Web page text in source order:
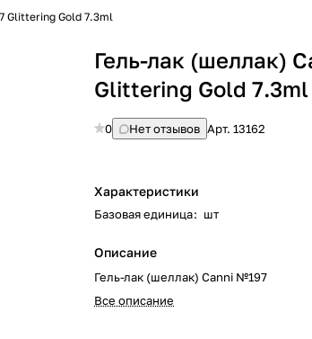
Glittering Gold 7.3ml
Гель-лак (шеллак)
Glittering Gold 7.3ml
0 Нет отзывов Арт.13162
Характеристики
Базовая единица: шт
Описание
Гель-лак (шеллак) Canni №197
Все описание